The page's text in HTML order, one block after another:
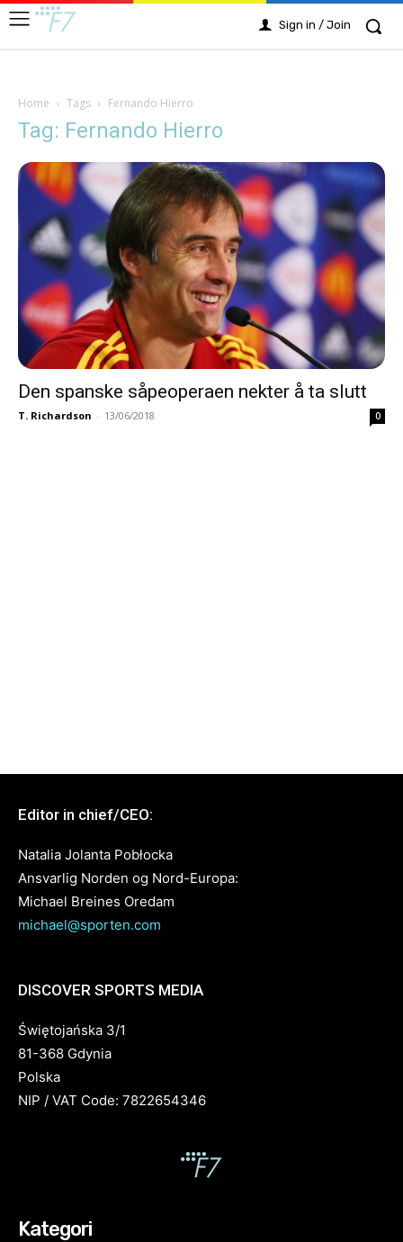
Sign in / Join
Home Tags Fernando Hierro
Tag: Fernando Hierro
Den spanske såpeoperaen nekter å ta slutt
T. Richardson - 13/06/2018 0
Editor in chief/CEO:
Natalia Jolanta Pobłocka
Ansvarlig Norden og Nord-Europa:
Michael Breines Oredam
michael@sporten.com
DISCOVER SPORTS MEDIA
Świętojańska 3/1
81-368 Gdynia
Polska
NIP / VAT Code: 7822654346
Kategori